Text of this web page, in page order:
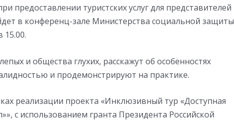
предоставлении туристских услуг для представителей
в конференц-зале Министерства социальной защиты
15.00.
и общества глухих, расскажут об особенностях
и продемонстрируют на практике.
реализации проекта «Инклюзивный тур «Доступная
с использованием гранта Президента Российской